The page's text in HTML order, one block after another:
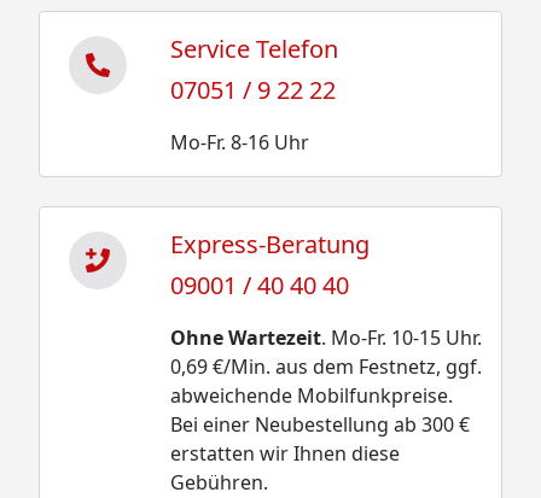
Service Telefon
07051 / 9 22 22
Mo-Fr. 8-16 Uhr
Express-Beratung
09001 / 40 40 40
Ohne Wartezeit. Mo-Fr. 10-15 Uhr.
0,69 €/Min. aus dem Festnetz, ggf.
abweichende Mobilfunkpreise.
Bei einer Neubestellung ab 300 €
erstatten wir Ihnen diese
Gebühren.